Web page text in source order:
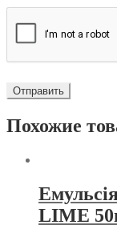
Похожие
LIME